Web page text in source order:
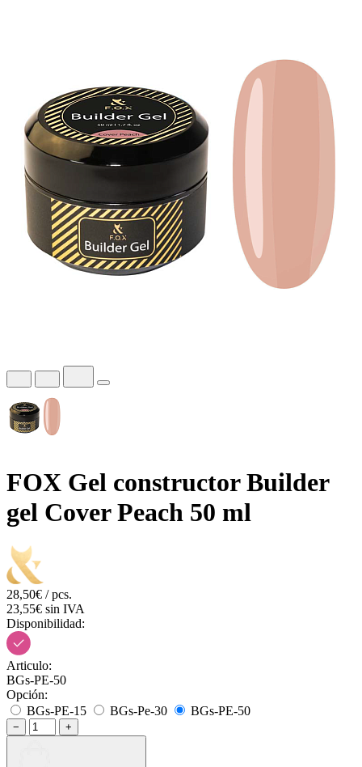
FOX Gel constructor Builder
gel Cover Peach 50 ml
28,50€ / pcs.
23,55€ sin IVA
Disponibilidad:
Articulo:
BGs-PE-50
Opción:
BGs-PE-15
BGs-Pe-30 BGs-PE-50
− +